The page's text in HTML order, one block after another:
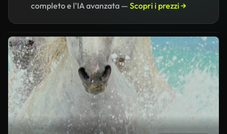
completo e l'IA avanzata — Scopri i prezzi →